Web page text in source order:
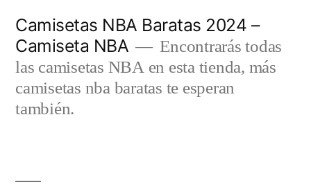
contenido
Camisetas NBA Baratas 2024 –
Camiseta NBA
Encontrarás todas
las camisetas NBA en esta tienda, más
camisetas nba baratas te esperan
también.